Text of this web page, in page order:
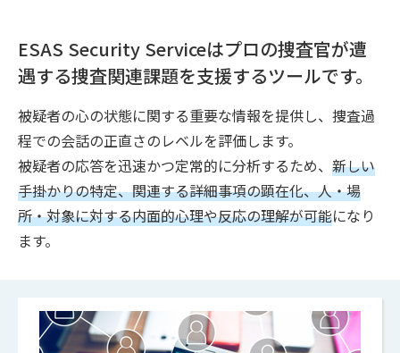
ESAS Security Serviceはプロの捜査官が遭
遇する捜査関連課題を支援するツールです。
被疑者の心の状態に関する重要な情報を提供し、捜査過
程での会話の正直さのレベルを評価します。
被疑者の応答を迅速かつ定常的に分析するため、 新しい
手掛かりの特定、関連する詳細事項の顕在化、人・場
所・対象に対する内面的心理や反応の理解が可能になり
ます。